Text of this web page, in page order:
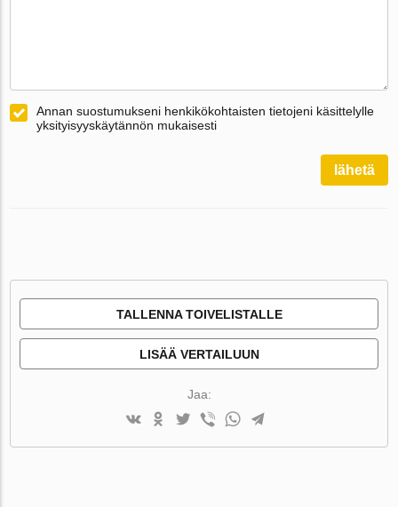
Annan suostumukseni henkikökohtaisten tietojeni käsittelylle
yksityisyyskäytännön mukaisesti
lähetä
TALLENNA TOIVELISTALLE
LISÄÄ VERTAILUUN
Jaa: